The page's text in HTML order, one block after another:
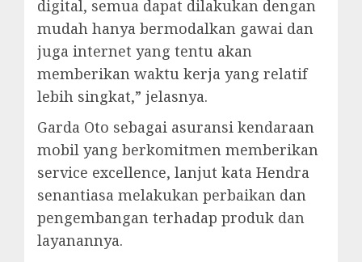
digital, semua dapat dilakukan dengan
mudah hanya bermodalkan gawai dan
juga internet yang tentu akan
memberikan waktu kerja yang relatif
lebih singkat,” jelasnya.
Garda Oto sebagai asuransi kendaraan
mobil yang berkomitmen memberikan
service excellence, lanjut kata Hendra
senantiasa melakukan perbaikan dan
pengembangan terhadap produk dan
layanannya.